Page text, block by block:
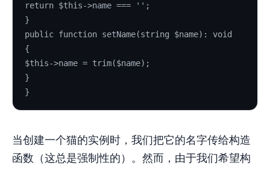
return $this->name === '';
}
public function setName(string $name): void
{
$this->name = trim($name);
}
}
当创建一个猫的实例时，我们把它的名字传给构造
函数（这总是强制性的）。然而，由于我们希望构